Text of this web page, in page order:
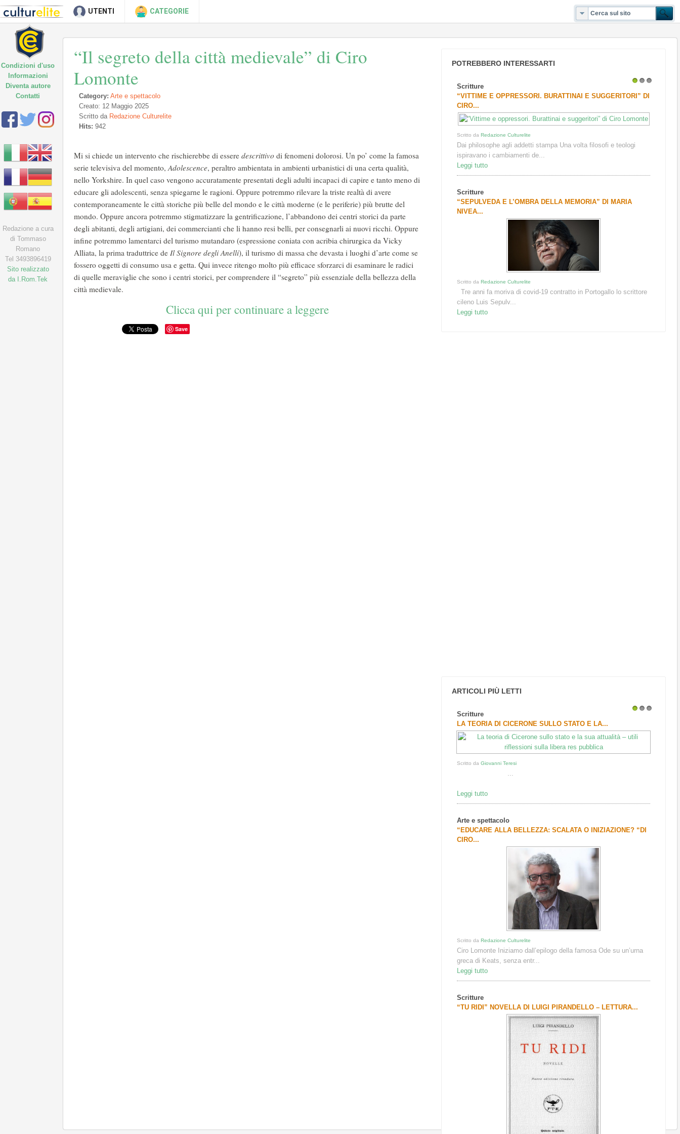
UTENTI CATEGORIE
“Il segreto della città medievale” di Ciro
Lomonte
Category: Arte e spettacolo
Creato: 12 Maggio 2025
Scritto da Redazione Culturelite
Hits: 942
Mi si chiede un intervento che rischierebbe di essere descrittivo di fenomeni dolorosi. Un po’ come la famosa
serie televisiva del momento,Adolescence, peraltro ambientata in ambienti urbanistici di una certa qualità,
nello Yorkshire. In quel caso vengono accuratamente presentati degli adulti incapaci di capire e tanto meno di
educare gli adolescenti, senza spiegarne le ragioni. Oppure potremmo rilevare la triste realtà di avere
contemporaneamente le città storiche più belle del mondo e le città moderne (e le periferie) più brutte del
mondo. Oppure ancora potremmo stigmatizzare la gentrificazione, l’abbandono dei centri storici da parte
degli abitanti, degli artigiani, dei commercianti che li hanno resi belli, per consegnarli ai nuovi ricchi. Oppure
infine potremmo lamentarci del turismo mutandaro (espressione coniata con acribia chirurgica da Vicky
Alliata, la prima traduttrice de Il Signore degli Anelli), il turismo di massa che devasta i luoghi d’arte come se
fossero oggetti di consumo usa e getta. Qui invece ritengo molto più efficace sforzarci di esaminare le radici
di quelle meraviglie che sono i centri storici, per comprendere il “segreto” più essenziale della bellezza della
città medievale.
Clicca qui per continuare a leggere
Save
POTREBBERO INTERESSARTI
Scritture
“VITTIME E OPPRESSORI. BURATTINAI E SUGGERITORI” DI
CIRO...
Scritto daRedazione Culturelite
Dai philosophe agli addetti stampa Una volta filosofi e teologi
ispiravano i cambiamenti de...
Leggi tutto
Scritture
“SEPULVEDA E L’OMBRA DELLA MEMORIA” DI MARIA
NIVEA...
Scritto daRedazione Culturelite
Tre anni fa moriva di covid-19 contratto in Portogallo lo scrittore
cileno Luis Sepulv...
Leggi tutto
ARTICOLI PIÙ LETTI
Scritture
LA TEORIA DI CICERONE SULLO STATO E LA...
Scritto daGiovanni Teresi
...
Leggi tutto
Arte e spettacolo
“EDUCARE ALLA BELLEZZA: SCALATA O INIZIAZIONE? “DI
CIRO...
Scritto daRedazione Culturelite
Ciro Lomonte Iniziamo dall’epilogo della famosa Ode su un’urna
greca di Keats, senza entr...
Leggi tutto
Scritture
“TU RIDI” NOVELLA DI LUIGI PIRANDELLO – LETTURA...
Condizioni d'uso
Informazioni
Diventa autore
Contatti
Redazione a cura
di Tommaso
Romano
Tel 3493896419
Sito realizzato
da I.Rom.Tek